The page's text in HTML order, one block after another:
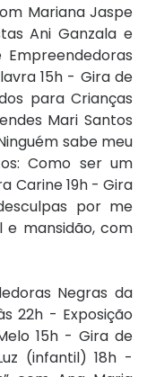
Mariana Jaspe
Ani Ganzala e
15h - Gira de
para Crianças
Mari Santos
sabe meu
Como ser um
Carine 19h - Gira
por me
mansidão, com
Negras da
22h - Exposição
15h - Gira de
(infantil) 18h -